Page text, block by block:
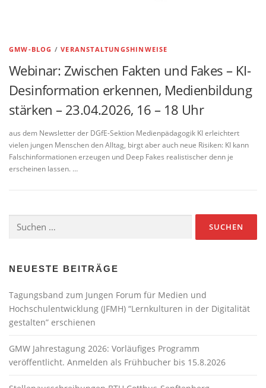
GMW-BLOG /VERANSTALTUNGSHINWEISE
Webinar: Zwischen Fakten und Fakes – KI-
Desinformation erkennen, Medienbildung
stärken – 23.04.2026, 16 – 18 Uhr
aus dem Newsletter der DGfE-Sektion Medienpädagogik KI erleichtert
vielen jungen Menschen den Alltag, birgt aber auch neue Risiken: KI kann
Falschinformationen erzeugen und Deep Fakes realistischer denn je
erscheinen lassen. …
nach:
NEUESTE BEITRÄGE
Tagungsband zum Jungen Forum für Medien und
Hochschulentwicklung (JFMH) “Lernkulturen in der Digitalität
gestalten” erschienen
GMW Jahrestagung 2026: Vorläufiges Programm
veröffentlicht. Anmelden als Frühbucher bis 15.8.2026